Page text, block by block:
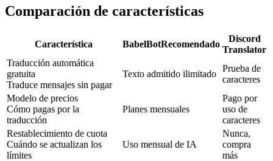
Comparación de características
Característica BabelBotRecomendado
Discord
Translator
Traducción automática
gratuita
Traduce mensajes sin pagar
Texto admitido ilimitado
Prueba de
caracteres
Modelo de precios
Cómo pagas por la
traducción
Planes mensuales
Pago por
uso de
caracteres
Restablecimiento de cuota
Cuándo se actualizan los
límites
Uso mensual de IA
Nunca,
compra
más